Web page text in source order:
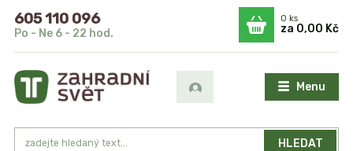
Menu
HLEDAT
605 110 096
Po - Ne 6 - 22 hod.
0ks
za 0,00 Kč